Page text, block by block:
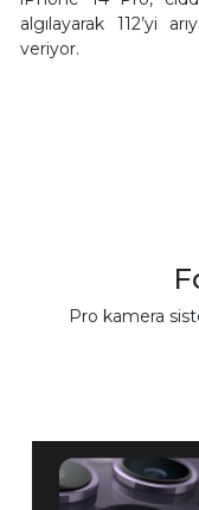
algılayarak 112’yi
veriyor.
Pro kamera